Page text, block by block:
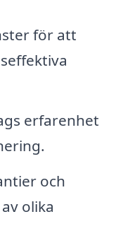
för att
erfarenhet
och
olika